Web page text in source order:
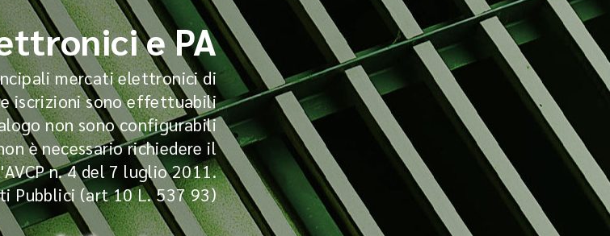
e PA
mercati elettronici di
iscrizioni sono effettuabili
non sono configurabili
è necessario richiedere il
n. 4 del 7 luglio 2011.
Pubblici (art 10 L. 537 93)